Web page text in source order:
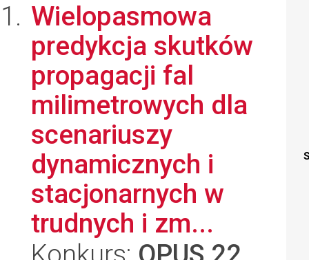
Wielopasmowa
predykcja skutków
propagacji fal
milimetrowych dla
scenariuszy
dynamicznych i
stacjonarnych w
trudnych i zm...